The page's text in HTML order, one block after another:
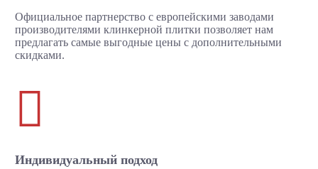
Официальное партнерство с европейскими заводами
производителями клинкерной плитки позволяет нам
предлагать самые выгодные цены с дополнительными
скидками.

Индивидуальный подход